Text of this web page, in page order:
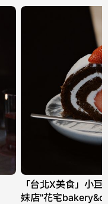
「台北X美食」小
妹店"花宅